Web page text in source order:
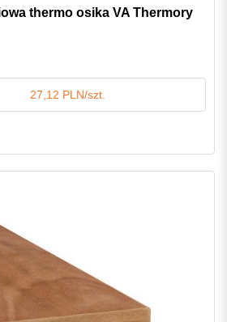
thermo osika VA Thermory
27,12 PLN/szt.